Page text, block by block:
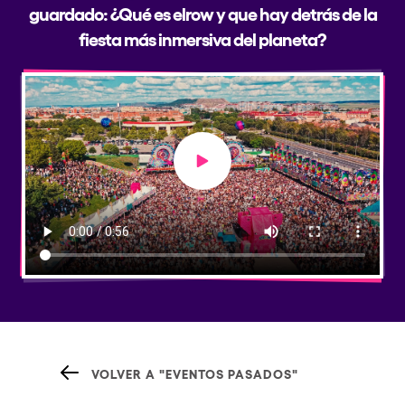
guardado: ¿Qué es elrow y que hay detrás de la
fiesta más inmersiva del planeta?
Play video
VOLVER A "EVENTOS PASADOS"